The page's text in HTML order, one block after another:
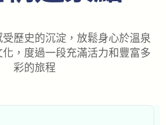
歷史的沉淀，放鬆身心於溫泉
，度過一段充滿活力和豐富多
彩的旅程